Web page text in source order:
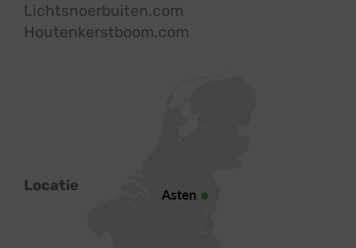
Lichtsnoerbuiten.com
Houtenkerstboom.com
Locatie